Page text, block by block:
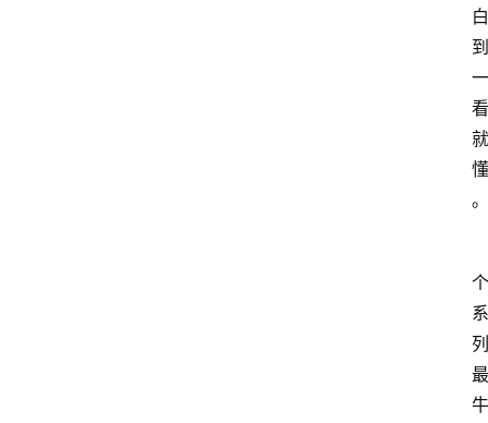
白
到
一
看
就
懂
。
个
系
列
最
牛